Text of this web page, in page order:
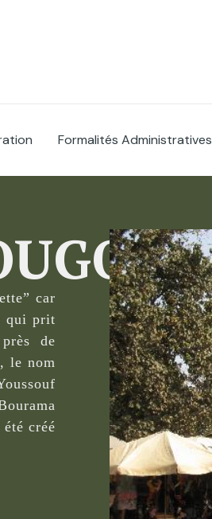
Formalités Administratives
car
qui prit
de
le nom
créé